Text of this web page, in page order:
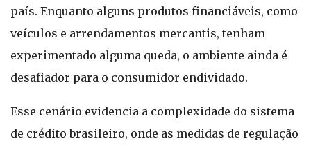
país. Enquanto alguns produtos financiáveis, como
veículos e arrendamentos mercantis, tenham
experimentado alguma queda, o ambiente ainda é
desafiador para o consumidor endividado.
Esse cenário evidencia a complexidade do sistema
de crédito brasileiro, onde as medidas de regulação